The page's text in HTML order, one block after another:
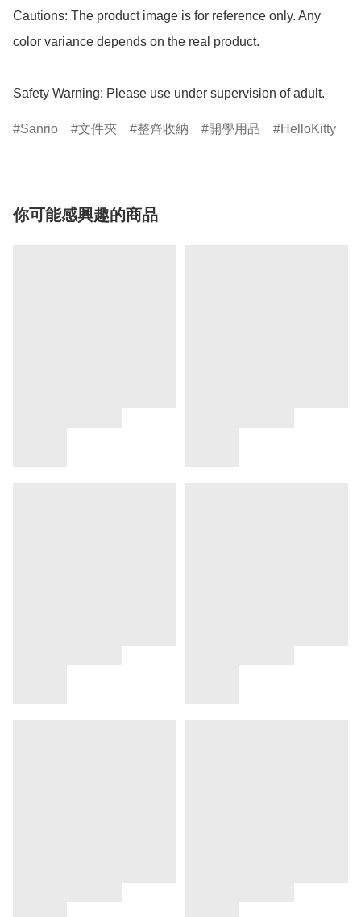
Cautions: The product image is for reference only. Any
color variance depends on the real product.
Safety Warning: Please use under supervision of adult.
Sanrio 文件夾 整齊收納 開學用品 HelloKitty
你可能感興趣的商品